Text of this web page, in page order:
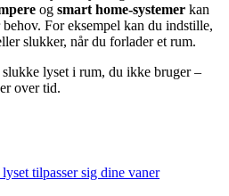
og smart home-systemer kan
For eksempel kan du indstille,
slukker, når du forlader et rum.
lyset i rum, du ikke bruger –
over tid.
tilpasser sig dine vaner